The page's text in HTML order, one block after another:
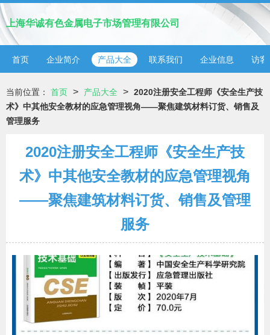
上海华诚有色金属电子市场管理有限公司
首页 企业简介 产品大全 联系我们 企业信息 访客
当前位置： 首页 > 产品大全 > 2020注册安全工程师《安全生产技
术》中其他安全教材的应急管理视角——聚焦建筑材料订货、销售及
管理服务
2020注册安全工程师《安全生产技
术》中其他安全教材的应急管理视角
——聚焦建筑材料订货、销售及管理
服务